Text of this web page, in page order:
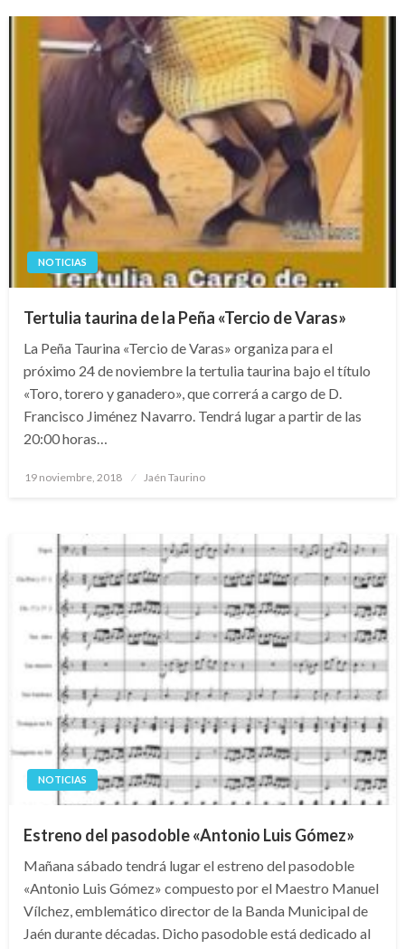
NOTICIAS
Tertulia taurina de la Peña «Tercio de Varas»
La Peña Taurina «Tercio de Varas» organiza para el
próximo 24 de noviembre la tertulia taurina bajo el título
«Toro, torero y ganadero», que correrá a cargo de D.
Francisco Jiménez Navarro. Tendrá lugar a partir de las
20:00 horas…
Publicado
19 noviembre, 2018 Jaén Taurino
NOTICIAS
Estreno del pasodoble «Antonio Luis Gómez»
Mañana sábado tendrá lugar el estreno del pasodoble
«Antonio Luis Gómez» compuesto por el Maestro Manuel
Vílchez, emblemático director de la Banda Municipal de
Jaén durante décadas. Dicho pasodoble está dedicado al